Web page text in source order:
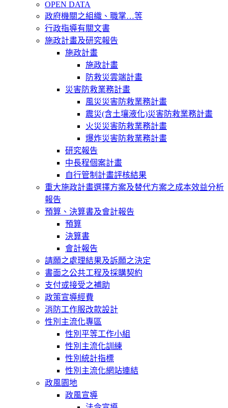
OPEN DATA
政府機關之組織、職掌…等
行政指導有關文書
施政計畫及研究報告
施政計畫
施政計畫
防救災雲端計畫
災害防救業務計畫
風災災害防救業務計畫
震災(含土壤液化)災害防救業務計畫
火災災害防救業務計畫
爆炸災害防救業務計畫
研究報告
中長程個案計畫
自行管制計畫評核結果
重大施政計畫選擇方案及替代方案之成本效益分析
報告
預算、決算書及會計報告
預算
決算書
會計報告
請願之處理結果及訴願之決定
書面之公共工程及採購契約
支付或接受之補助
政策宣導經費
消防工作服改款設計
性別主流化專區
性別平等工作小組
性別主流化訓練
性別統計指標
性別主流化網站連結
政風園地
政風宣導